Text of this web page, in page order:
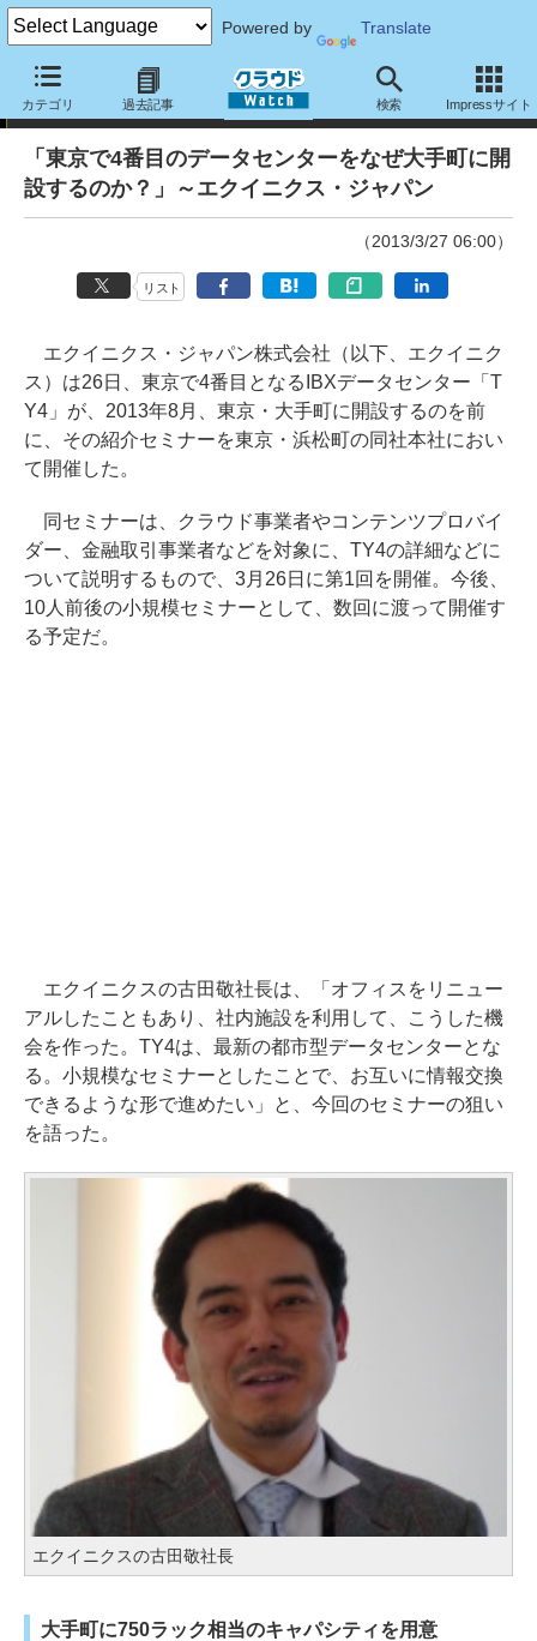
Powered by Translate
カテゴリ 過去記事 検索 Impressサイト
ニュース
「東京で4番目のデータセンターをなぜ大手町に開
設するのか？」～エクイニクス・ジャパン
（2013/3/27 06:00）
リスト
エクイニクス・ジャパン株式会社（以下、エクイニク
ス）は26日、東京で4番目となるIBXデータセンター「T
Y4」が、2013年8月、東京・大手町に開設するのを前
に、その紹介セミナーを東京・浜松町の同社本社におい
て開催した。
同セミナーは、クラウド事業者やコンテンツプロバイ
ダー、金融取引事業者などを対象に、TY4の詳細などに
ついて説明するもので、3月26日に第1回を開催。今後、
10人前後の小規模セミナーとして、数回に渡って開催す
る予定だ。
エクイニクスの古田敬社長は、「オフィスをリニュー
アルしたこともあり、社内施設を利用して、こうした機
会を作った。TY4は、最新の都市型データセンターとな
る。小規模なセミナーとしたことで、お互いに情報交換
できるような形で進めたい」と、今回のセミナーの狙い
を語った。
エクイニクスの古田敬社長
大手町に750ラック相当のキャパシティを用意